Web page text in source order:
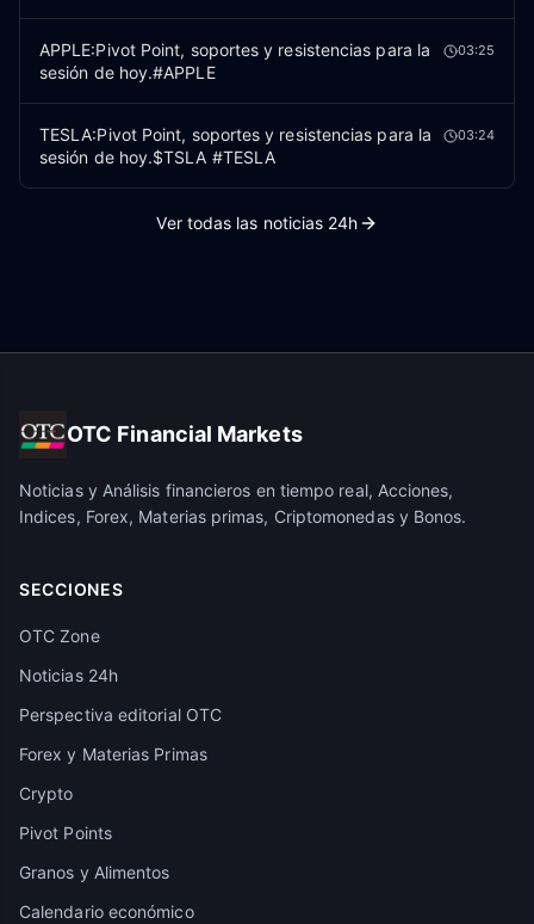
APPLE:Pivot Point, soportes y resistencias para la
sesión de hoy.#APPLE
03:25
TESLA:Pivot Point, soportes y resistencias para la
sesión de hoy.$TSLA #TESLA
03:24
Ver todas las noticias 24h
OTC Financial Markets
Noticias y Análisis financieros en tiempo real, Acciones,
Indices, Forex, Materias primas, Criptomonedas y Bonos.
SECCIONES
OTC Zone
Noticias 24h
Perspectiva editorial OTC
Forex y Materias Primas
Crypto
Pivot Points
Granos y Alimentos
Calendario económico